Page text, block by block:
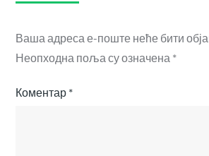
Ваша адреса е-поште неће бити
Неопходна поља су означена *
Коментар *